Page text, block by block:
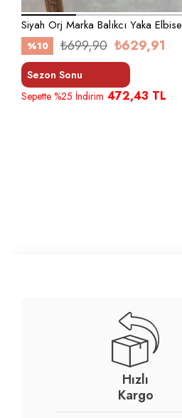
Siyah Orj Marka Balıkcı Yaka Elbise
%10 ₺629,91
₺699,90
Sezon Sonu
Sepette %25 İndirim 472,43 TL
Hızlı
Kargo